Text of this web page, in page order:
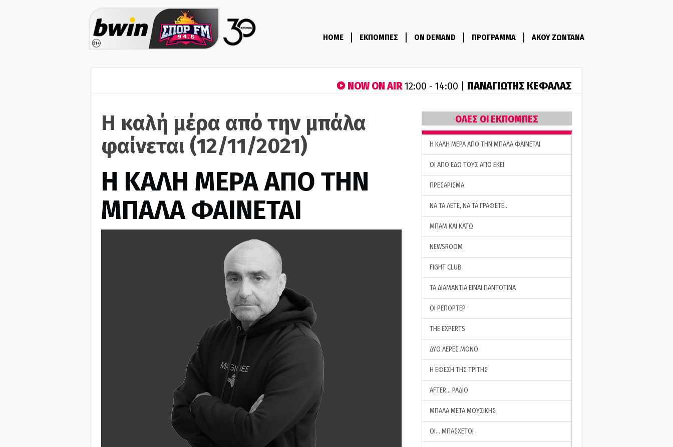
HOME ΕΚΠΟΜΠΕΣ ON DEMAND ΠΡΟΓΡΑΜΜΑ ΑΚΟΥ ΖΩΝΤΑΝΑ
NOW ON AIR12:00 - 14:00 | ΠΑΝΑΓΙΩΤΗΣ ΚΕΦΑΛΑΣ
Η καλή μέρα από την μπάλα
φαίνεται (12/11/2021)
H ΚΑΛΗ ΜΕΡΑ ΑΠΟ ΤΗΝ
ΜΠΑΛΑ ΦΑΙΝΕΤΑΙ
ΟΛΕΣ ΟΙ ΕΚΠΟΜΠΕΣ
H ΚΑΛΗ ΜΕΡΑ ΑΠΟ ΤΗΝ ΜΠΑΛΑ ΦΑΙΝΕΤΑΙ
ΟΙ ΑΠΟ ΕΔΩ ΤΟΥΣ ΑΠΟ ΕΚΕΙ
ΠΡΕΣΑΡΙΣΜΑ
ΝΑ ΤΑ ΛΕΤΕ, ΝΑ ΤΑ ΓΡΑΦΕΤΕ…
ΜΠΑΜ ΚΑΙ ΚΑΤΩ
NEWSROOM
FIGHT CLUB
ΤΑ ΔΙΑΜΑΝΤΙΑ ΕΙΝΑΙ ΠΑΝΤΟΤΙΝΑ
ΟΙ ΡΕΠΟΡΤΕΡ
THE EXPERTS
ΔΥΟ ΛΕΡΕΣ ΜΟΝΟ
Η ΕΦΕΣΗ ΤΗΣ ΤΡΙΤΗΣ
AFTER… ΡΑΔΙΟ
ΜΠΑΛΑ ΜΕΤΑ ΜΟΥΣΙΚΗΣ
ΟΙ… ΜΠΑΣΧΕΤΟΙ